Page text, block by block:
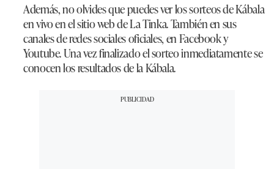
Además, no olvides que puedes ver los sorteos de Kábala
en vivo en el sitio web de La Tinka. También en sus
canales de redes sociales oficiales, en Facebook y
Youtube. Una vez finalizado el sorteo inmediatamente se
conocen los resultados de la Kábala.